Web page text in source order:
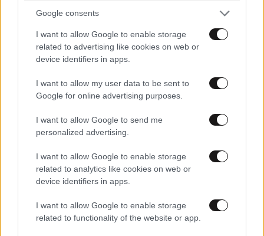
Google consents
I want to allow Google to enable storage
related to advertising like cookies on web or
device identifiers in apps.
I want to allow my user data to be sent to
Google for online advertising purposes.
I want to allow Google to send me
personalized advertising.
I want to allow Google to enable storage
related to analytics like cookies on web or
device identifiers in apps.
I want to allow Google to enable storage
related to functionality of the website or app.